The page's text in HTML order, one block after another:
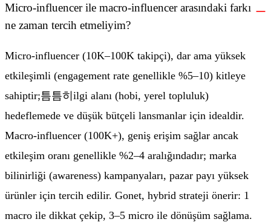
Micro-influencer ile macro-influencer arasındaki farkı
ne zaman tercih etmeliyim?
Micro-influencer (10K–100K takipçi), dar ama yüksek
etkileşimli (engagement rate genellikle %5–10) kitleye
sahiptir;틈틈히ilgi alanı (hobi, yerel topluluk)
hedeflemede ve düşük bütçeli lansmanlar için idealdir.
Macro-influencer (100K+), geniş erişim sağlar ancak
etkileşim oranı genellikle %2–4 aralığındadır; marka
bilinirliği (awareness) kampanyaları, pazar payı yüksek
ürünler için tercih edilir. Gonet, hybrid strateji önerir: 1
macro ile dikkat çekip, 3–5 micro ile dönüşüm sağlama.